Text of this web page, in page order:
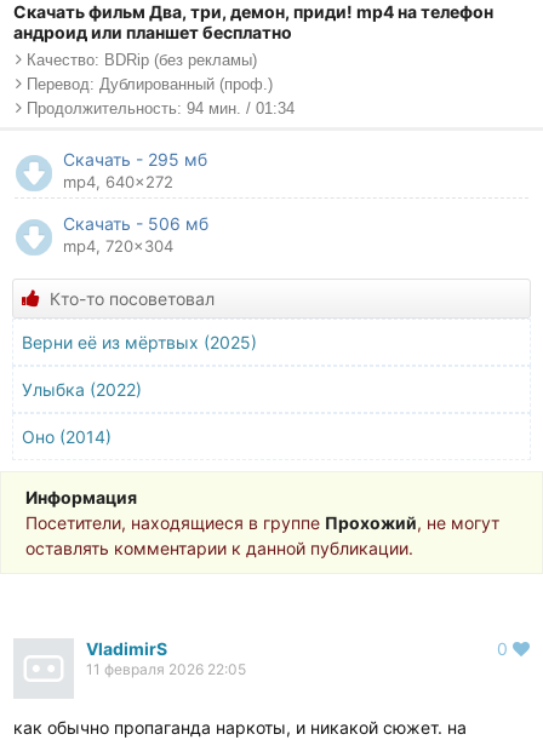
Скачать фильм Два, три, демон, приди! mp4 на телефон
андроид или планшет бесплатно
Качество: BDRip (без рекламы)
Перевод: Дублированный (проф.)
Продолжительность: 94 мин. / 01:34
Скачать - 295 мб
mp4, 640x272
Скачать - 506 мб
mp4, 720x304
Кто-то посоветовал
Верни её из мёртвых (2025)
Улыбка (2022)
Оно (2014)
Информация
Посетители, находящиеся в группе Прохожий, не могут
оставлять комментарии к данной публикации.
VladimirS
11 февраля 2026 22:05
0
как обычно пропаганда наркоты, и никакой сюжет. на